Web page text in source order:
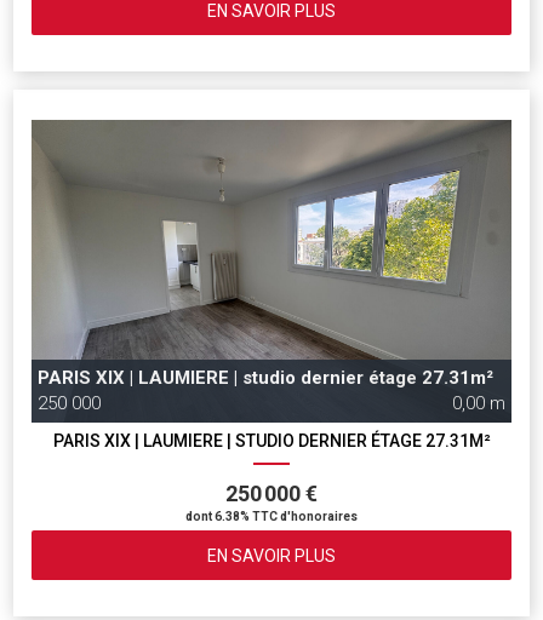
EN SAVOIR PLUS
PARIS XIX | LAUMIERE | studio dernier étage 27.31m²
250 000
0,00 m
PARIS XIX | LAUMIERE | STUDIO DERNIER ÉTAGE 27.31M²
250 000 €
dont 6.38% TTC d'honoraires
EN SAVOIR PLUS